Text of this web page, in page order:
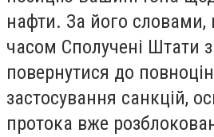
нафти. За його
часом Сполучені Штати
повернутися до
застосування санкцій,
протока вже